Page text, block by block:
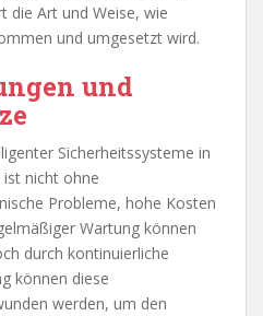
die Art und Weise, wie
und umgesetzt wird.
und
Sicherheitssysteme in
nicht ohne
Probleme, hohe Kosten
Wartung können
durch kontinuierliche
können diese
werden, um den